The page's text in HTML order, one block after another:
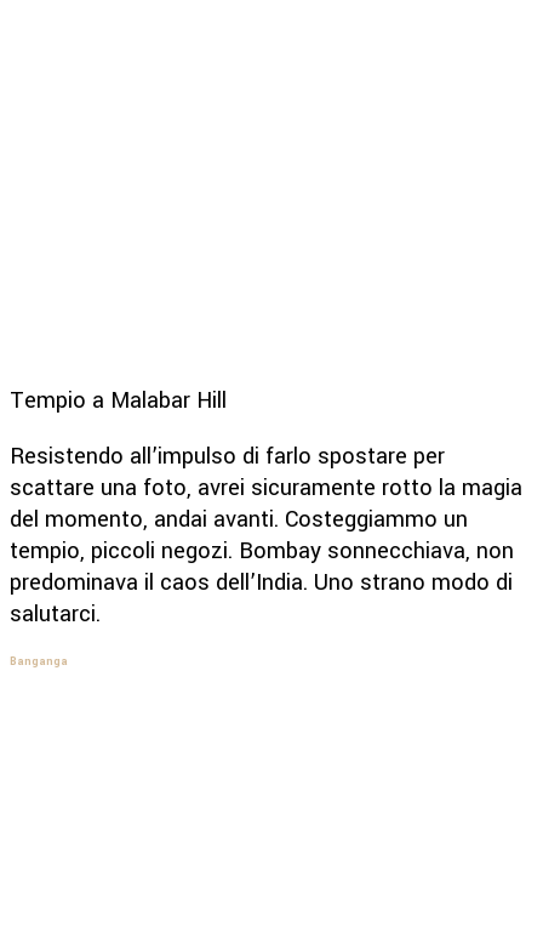
Tempio a Malabar Hill
Resistendo all’impulso di farlo spostare per
scattare una foto, avrei sicuramente rotto la magia
del momento, andai avanti. Costeggiammo un
tempio, piccoli negozi. Bombay sonnecchiava, non
predominava il caos dell’India. Uno strano modo di
salutarci.
Banganga